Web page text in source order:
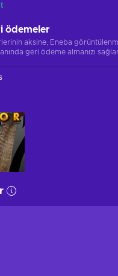
ödemeler
aksine, Eneba
geri ödeme almanızı